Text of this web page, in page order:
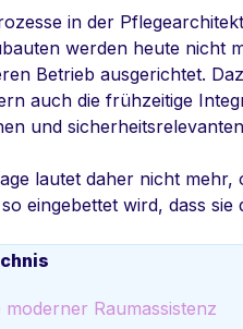
in der
werden heute nicht
Betrieb ausgerichtet.
auch die frühzeitige
und
lautet daher nicht
eingebettet wird, dass
moderner Raumassistenz